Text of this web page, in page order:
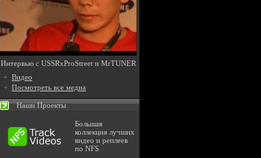
Интервью с USSRxProStreet и MrTUNER
+ Видео
+ Посмотреть все медиа
Наши Проекты
Большая
коллекция лучших
видео и реплеев
по NFS